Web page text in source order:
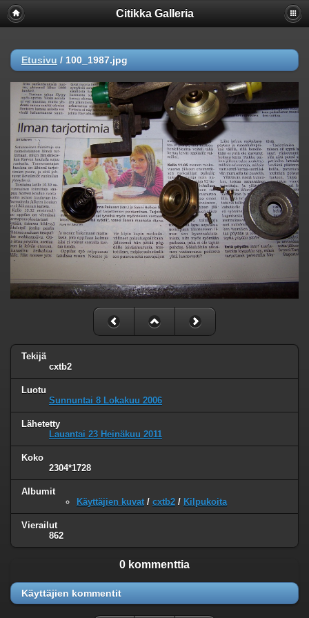
Citikka Galleria
Etusivu / 100_1987.jpg
Tekijä
cxtb2
Luotu
Sunnuntai 8 Lokakuu 2006
Lähetetty
Lauantai 23 Heinäkuu 2011
Koko
2304*1728
Albumit
Käyttäjien kuvat / cxtb2 / Kilpukoita
Vierailut
862
0 kommenttia
Käyttäjien kommentit